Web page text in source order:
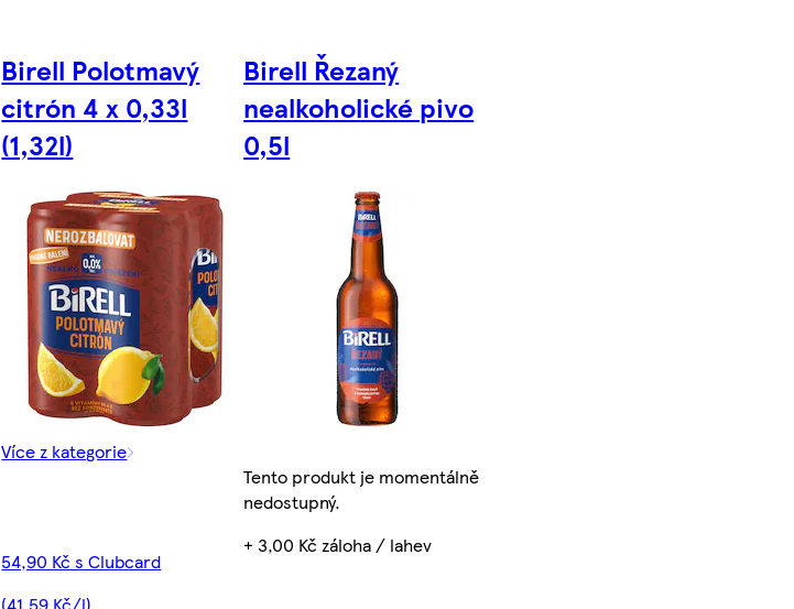
Birell Polotmavý
citrón 4 x 0,33l
(1,32l)
Více z kategorie
54,90 Kč s Clubcard
(41,59 Kč/l)
Birell Řezaný
nealkoholické pivo
0,5l
Tento produkt je momentálně
nedostupný.
+ 3,00 Kč záloha / lahev